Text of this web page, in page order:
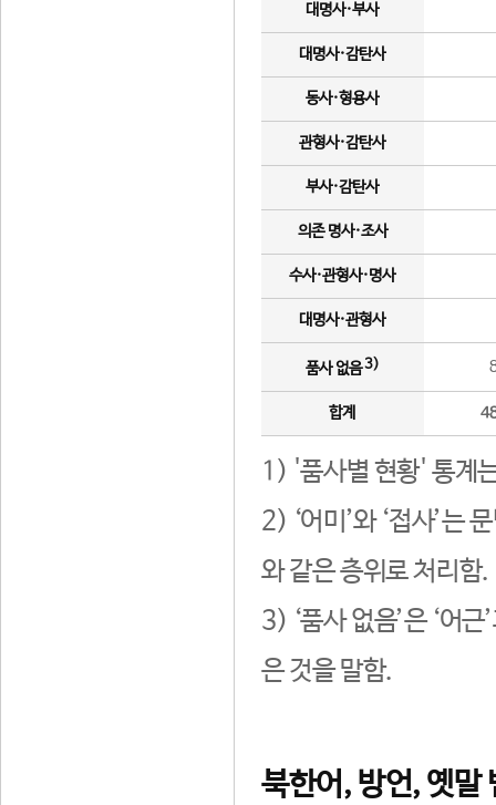
대명사·부사
대명사·감탄사
동사·형용사
관형사·감탄사
부사·감탄사
의존 명사·조사
수사·관형사·명사
대명사·관형사
품사 없음3)
합계
1) '품사별 현황' 통계
2) ‘어미’와 ‘접사’는
와 같은 층위로 처리함.
3) ‘품사 없음’은 ‘어
은 것을 말함.
북한어, 방언, 옛말